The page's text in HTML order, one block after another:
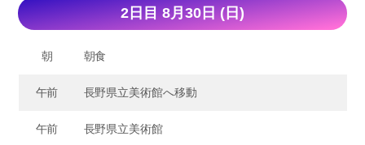
2日目 8月30日 (日)
朝 朝食
午前 長野県立美術館へ移動
午前 長野県立美術館